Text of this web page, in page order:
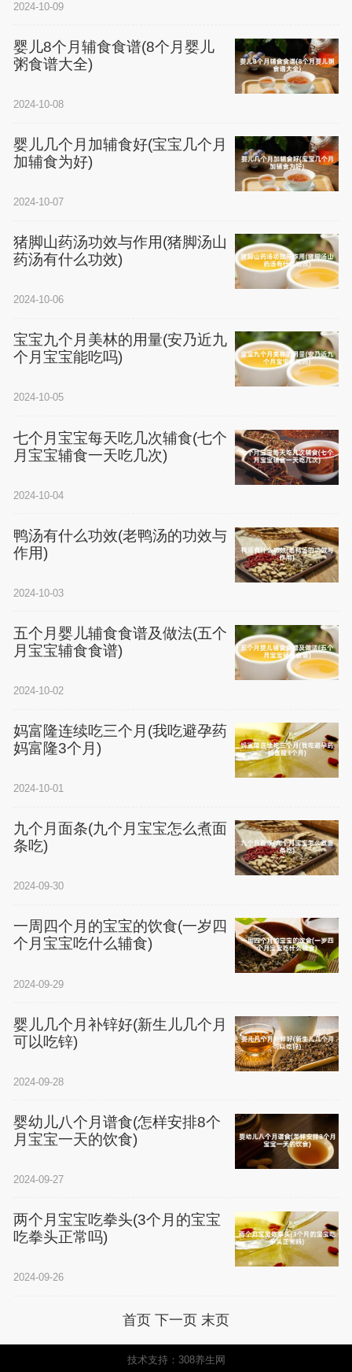
2024-10-09
婴儿8个月辅食食谱(8个月婴儿
粥食谱大全)
2024-10-08
婴儿几个月加辅食好(宝宝几个月
加辅食为好)
2024-10-07
猪脚山药汤功效与作用(猪脚汤山
药汤有什么功效)
2024-10-06
宝宝九个月美林的用量(安乃近九
个月宝宝能吃吗)
2024-10-05
七个月宝宝每天吃几次辅食(七个
月宝宝辅食一天吃几次)
2024-10-04
鸭汤有什么功效(老鸭汤的功效与
作用)
2024-10-03
五个月婴儿辅食食谱及做法(五个
月宝宝辅食食谱)
2024-10-02
妈富隆连续吃三个月(我吃避孕药
妈富隆3个月)
2024-10-01
九个月面条(九个月宝宝怎么煮面
条吃)
2024-09-30
一周四个月的宝宝的饮食(一岁四
个月宝宝吃什么辅食)
2024-09-29
婴儿几个月补锌好(新生儿几个月
可以吃锌)
2024-09-28
婴幼儿八个月谱食(怎样安排8个
月宝宝一天的饮食)
2024-09-27
两个月宝宝吃拳头(3个月的宝宝
吃拳头正常吗)
2024-09-26
首页 下一页 末页
技术支持：308养生网